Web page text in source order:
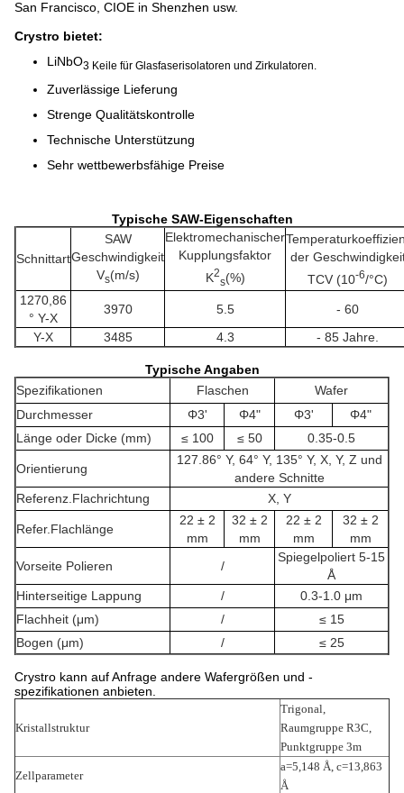
San Francisco, CIOE in Shenzhen usw.
Crystro bietet:
LiNbO3 Keile für Glasfaserisolatoren und Zirkulatoren.
Zuverlässige Lieferung
Strenge Qualitätskontrolle
Technische Unterstützung
Sehr wettbewerbsfähige Preise
Typische SAW-Eigenschaften
Schnittart
SAW
Geschwindigkeit
Vs(m/s)
Elektromechanischer
Kupplungsfaktor
K2
s(%)
der
TCV (10-6/°C)
1270,86
° Y-X
3970 5.5
- 60
Y-X
3485 4.3 - 85 Jahre.
Typische Angaben
Spezifikationen
Flaschen
Wafer
Durchmesser
Φ3' Φ4" Φ3'
Φ4"
Länge oder Dicke (mm)
≤ 100 ≤ 50 0.35-0.5
Orientierung
127.86° Y, 64° Y, 135° Y, X, Y, Z und
andere Schnitte
Referenz.Flachrichtung
X, Y
Refer.Flachlänge
22 ± 2
mm
32 ± 2
mm
22 ± 2
mm
32 ± 2
mm
Vorseite Polieren
/
Spiegelpoliert 5-15
Å
Hinterseitige Lappung
/
0.3-1.0 μm
Flachheit (μm)
/
≤ 15
Bogen (μm)
/ ≤ 25
Crystro kann auf Anfrage andere Wafergrößen und -
spezifikationen anbieten.
Kristallstruktur
Trigonal,
Raumgruppe R3C,
Punktgruppe 3m
Zellparameter
a=5,148 Å, c=13,863
Å